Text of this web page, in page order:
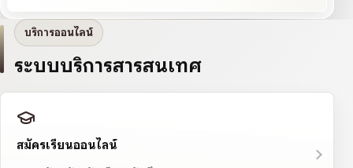
บริการออนไลน์
ระบบบริการสารสนเทศ
สมัครเรียนออนไลน์